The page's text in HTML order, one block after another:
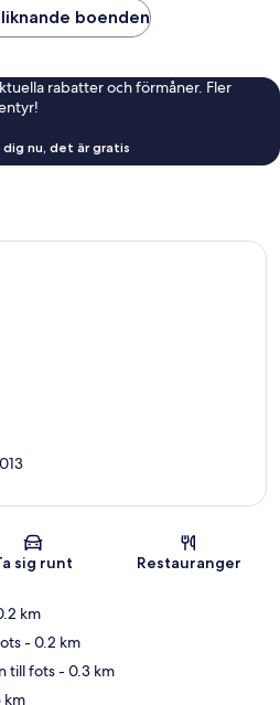
boenden
rabatter och förmåner. Fler
dig nu, det är gratis
Karta
sig runt Restauranger
km
- 0.2 km
till fots- 0.3 km
km